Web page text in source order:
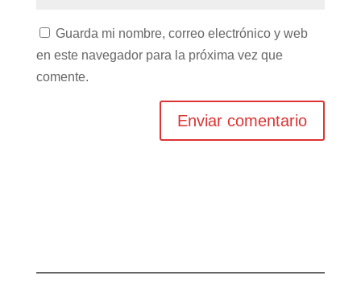
Guarda mi nombre, correo electrónico y web
en este navegador para la próxima vez que
comente.